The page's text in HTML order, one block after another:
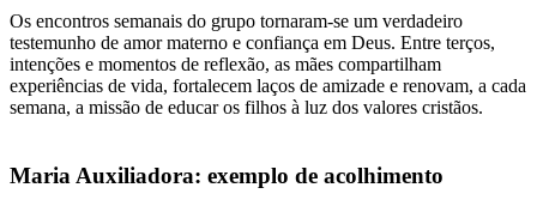
Os encontros semanais do grupo tornaram-se um verdadeiro
testemunho de amor materno e confiança em Deus. Entre terços,
intenções e momentos de reflexão, as mães compartilham
experiências de vida, fortalecem laços de amizade e renovam, a cada
semana, a missão de educar os filhos à luz dos valores cristãos.
Maria Auxiliadora: exemplo de acolhimento